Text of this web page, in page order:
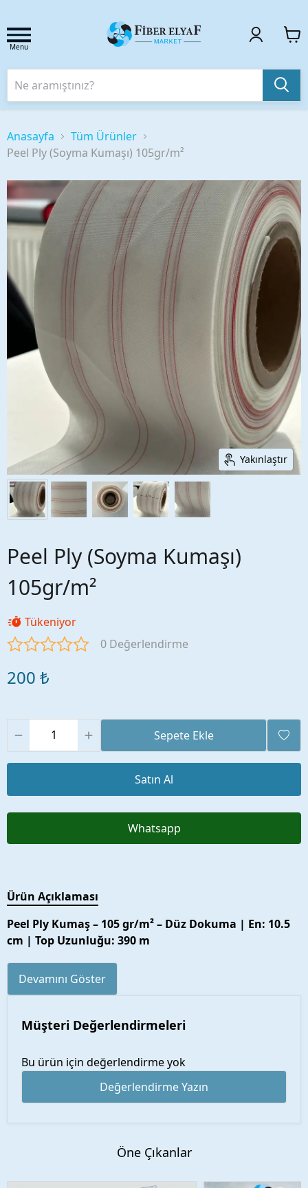
Menu
Anasayfa
Tüm Ürünler
Peel Ply (Soyma Kumaşı) 105gr/m²
Yakınlaştır
Peel Ply (Soyma Kumaşı)
105gr/m²
Tükeniyor
0 Değerlendirme
200 ₺
Sepete Ekle
Satın Al
Whatsapp
Ürün Açıklaması
Peel Ply Kumaş – 105 gr/m² – Düz Dokuma | En: 10.5
cm | Top Uzunluğu: 390 m
Devamını Göster
Müşteri Değerlendirmeleri
Bu ürün için değerlendirme yok
Değerlendirme Yazın
Öne Çıkanlar